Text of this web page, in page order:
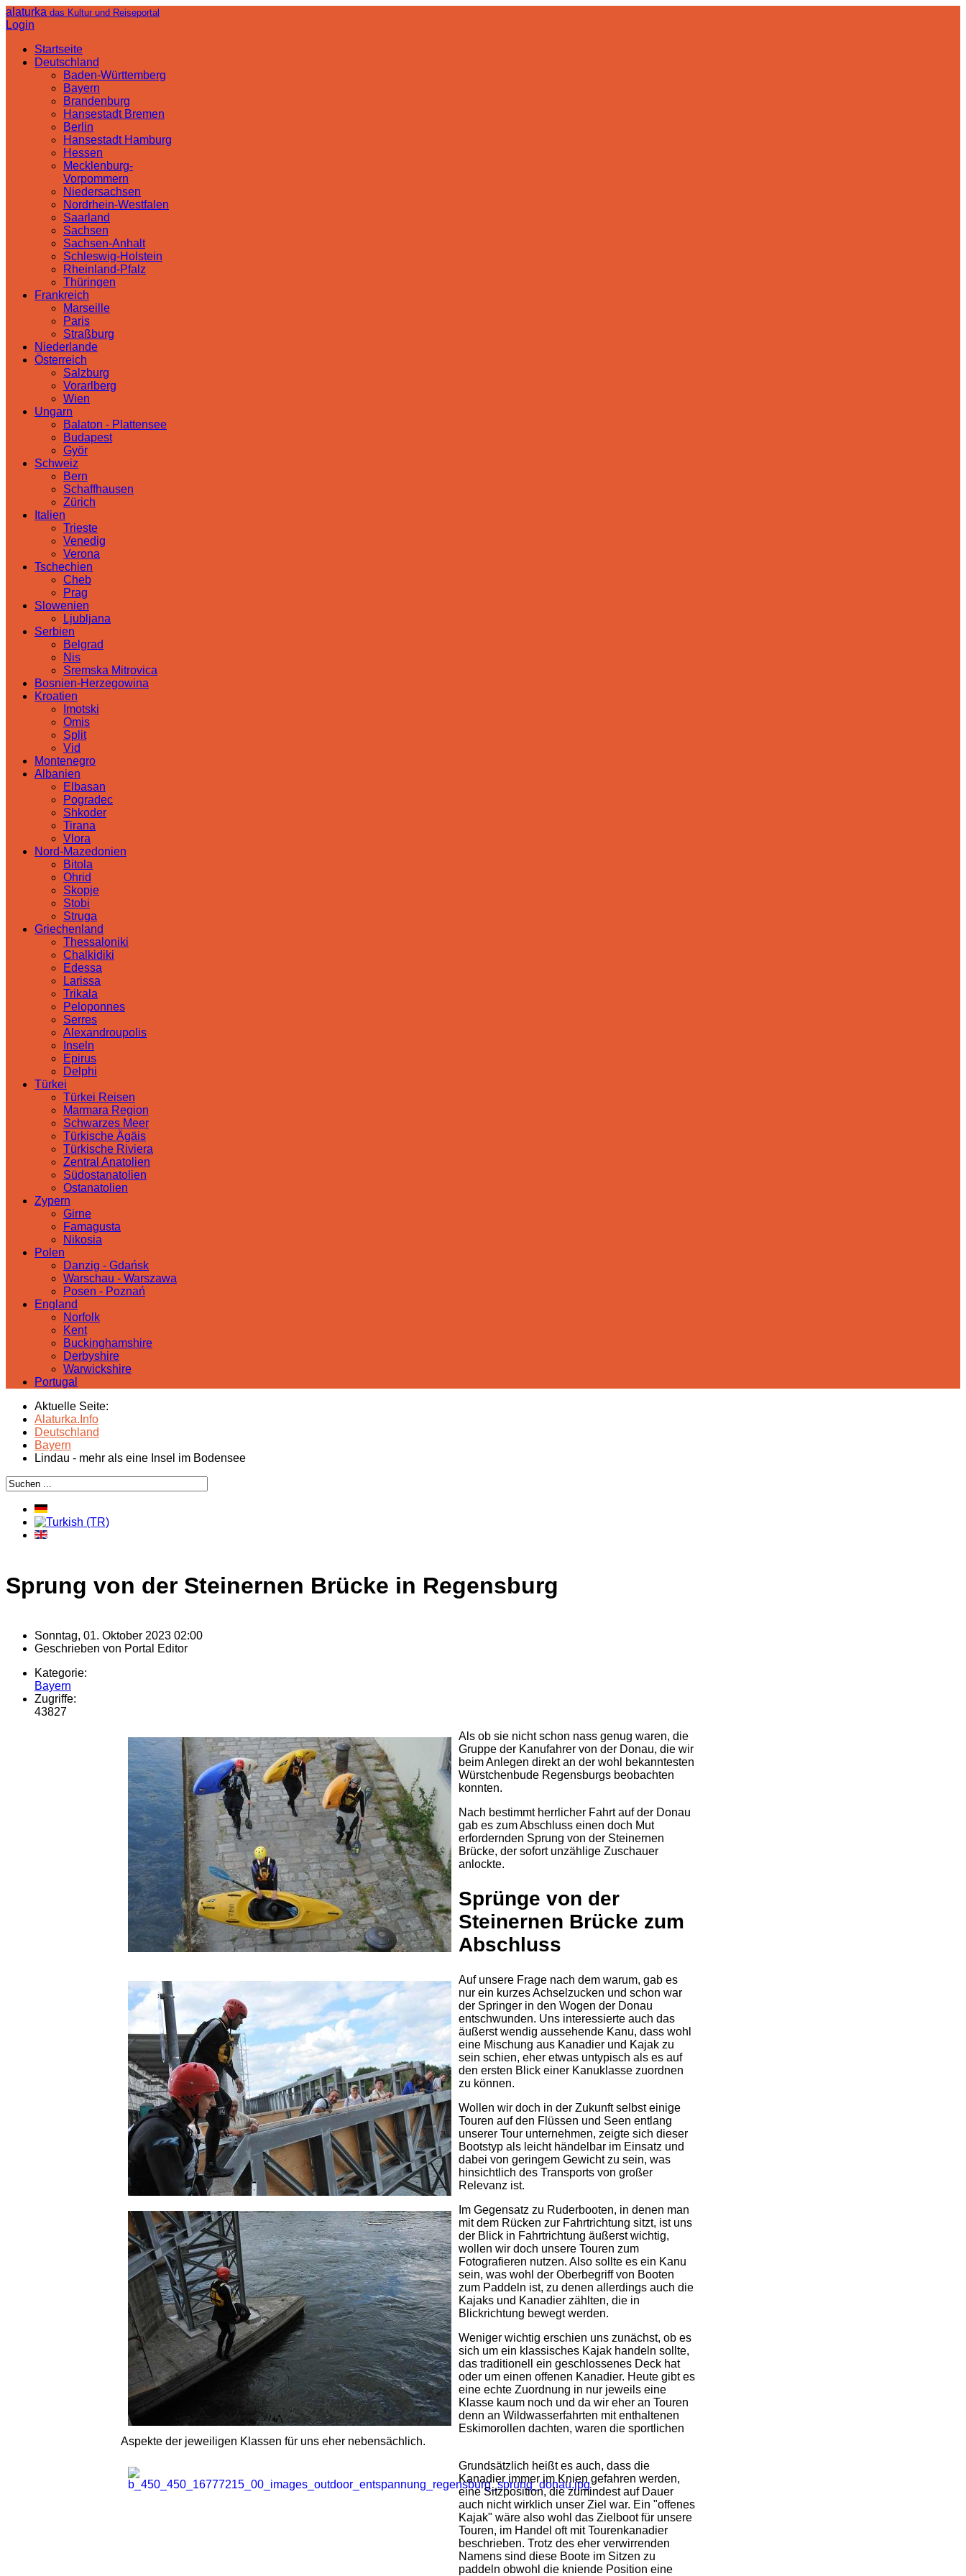
alaturka das Kultur und Reiseportal
Login
Startseite
Deutschland
Baden-Württemberg
Bayern
Brandenburg
Hansestadt Bremen
Berlin
Hansestadt Hamburg
Hessen
Mecklenburg-
Vorpommern
Niedersachsen
Nordrhein-Westfalen
Saarland
Sachsen
Sachsen-Anhalt
Schleswig-Holstein
Rheinland-Pfalz
Thüringen
Frankreich
Marseille
Paris
Straßburg
Niederlande
Österreich
Salzburg
Vorarlberg
Wien
Ungarn
Balaton - Plattensee
Budapest
Györ
Schweiz
Bern
Schaffhausen
Zürich
Italien
Trieste
Venedig
Verona
Tschechien
Cheb
Prag
Slowenien
Ljubljana
Serbien
Belgrad
Nis
Sremska Mitrovica
Bosnien-Herzegowina
Kroatien
Imotski
Omis
Split
Vid
Montenegro
Albanien
Elbasan
Pogradec
Shkoder
Tirana
Vlora
Nord-Mazedonien
Bitola
Ohrid
Skopje
Stobi
Struga
Griechenland
Thessaloniki
Chalkidiki
Edessa
Larissa
Trikala
Peloponnes
Serres
Alexandroupolis
Inseln
Epirus
Delphi
Türkei
Türkei Reisen
Marmara Region
Schwarzes Meer
Türkische Ägäis
Türkische Riviera
Zentral Anatolien
Südostanatolien
Ostanatolien
Zypern
Girne
Famagusta
Nikosia
Polen
Danzig - Gdańsk
Warschau - Warszawa
Posen - Poznań
England
Norfolk
Kent
Buckinghamshire
Derbyshire
Warwickshire
Portugal
Aktuelle Seite:
Alaturka.Info
Deutschland
Bayern
Lindau - mehr als eine Insel im Bodensee
Sprung von der Steinernen Brücke in Regensburg
Sonntag, 01. Oktober 2023 02:00
Geschrieben von Portal Editor
Kategorie:
Bayern
Zugriffe:
43827
Als ob sie nicht schon nass genug waren, die
Gruppe der Kanufahrer von der Donau, die wir
beim Anlegen direkt an der wohl bekanntesten
Würstchenbude Regensburgs beobachten
konnten.
Nach bestimmt herrlicher Fahrt auf der Donau
gab es zum Abschluss einen doch Mut
erfordernden Sprung von der Steinernen
Brücke, der sofort unzählige Zuschauer
anlockte.
Sprünge von der
Steinernen Brücke zum
Abschluss
Auf unsere Frage nach dem warum, gab es
nur ein kurzes Achselzucken und schon war
der Springer in den Wogen der Donau
entschwunden. Uns interessierte auch das
äußerst wendig aussehende Kanu, dass wohl
eine Mischung aus Kanadier und Kajak zu
sein schien, eher etwas untypisch als es auf
den ersten Blick einer Kanuklasse zuordnen
zu können.
Wollen wir doch in der Zukunft selbst einige
Touren auf den Flüssen und Seen entlang
unserer Tour unternehmen, zeigte sich dieser
Bootstyp als leicht händelbar im Einsatz und
dabei von geringem Gewicht zu sein, was
hinsichtlich des Transports von großer
Relevanz ist.
Im Gegensatz zu Ruderbooten, in denen man
mit dem Rücken zur Fahrtrichtung sitzt, ist uns
der Blick in Fahrtrichtung äußerst wichtig,
wollen wir doch unsere Touren zum
Fotografieren nutzen. Also sollte es ein Kanu
sein, was wohl der Oberbegriff von Booten
zum Paddeln ist, zu denen allerdings auch die
Kajaks und Kanadier zählten, die in
Blickrichtung bewegt werden.
Weniger wichtig erschien uns zunächst, ob es
sich um ein klassisches Kajak handeln sollte,
das traditionell ein geschlossenes Deck hat
oder um einen offenen Kanadier. Heute gibt es
eine echte Zuordnung in nur jeweils eine
Klasse kaum noch und da wir eher an Touren
denn an Wildwasserfahrten mit enthaltenen
Eskimorollen dachten, waren die sportlichen
Aspekte der jeweiligen Klassen für uns eher nebensächlich.
Grundsätzlich heißt es auch, dass die
Kanadier immer im Knien gefahren werden,
eine Sitzposition, die zumindest auf Dauer
auch nicht wirklich unser Ziel war. Ein "offenes
Kajak" wäre also wohl das Zielboot für unsere
Touren, im Handel oft mit Tourenkanadier
beschrieben. Trotz des eher verwirrenden
Namens sind diese Boote im Sitzen zu
paddeln obwohl die kniende Position eine